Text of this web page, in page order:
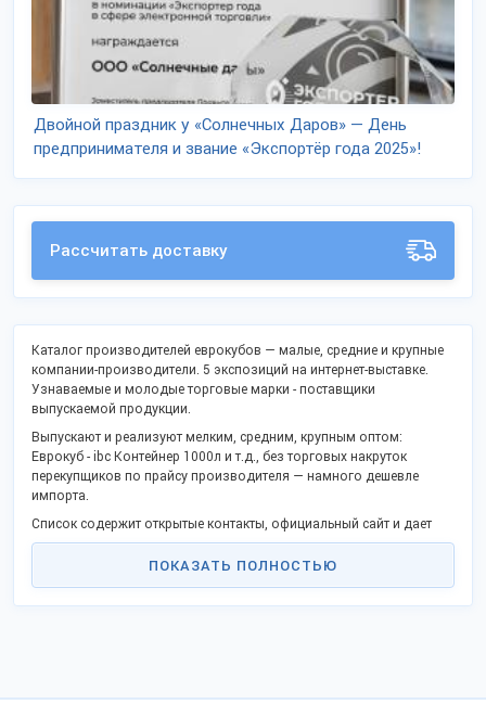
Двойной праздник у «Солнечных Даров» — День
предпринимателя и звание «Экспортёр года 2025»!
Рассчитать доставку
Каталог производителей еврокубов — малые, средние и крупные
компании-производители. 5 экспозиций на интернет-выставке.
Узнаваемые и молодые торговые марки - поставщики
выпускаемой продукции.
Выпускают и реализуют мелким, средним, крупным оптом:
Еврокуб - ibc Контейнер 1000л и т.д., без торговых накруток
перекупщиков по прайсу производителя — намного дешевле
импорта.
Список содержит открытые контакты, официальный сайт и дает
возможность заказать продукцию оптом напрямую, стать
дистрибьютором в своём городе.
Российские производители активно включились в процессы
ПОКАЗАТЬ ПОЛНОСТЬЮ